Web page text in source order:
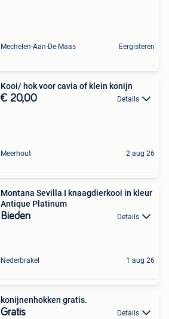
Mechelen-Aan-De-Maas Eergisteren
Kooi/ hok voor cavia of klein konijn
€ 20,00 Details
Meerhout 2 aug 26
Montana Sevilla I knaagdierkooi in kleur
Antique Platinum
Bieden Details
Nederbrakel 1 aug 26
konijnenhokken gratis.
Gratis Details